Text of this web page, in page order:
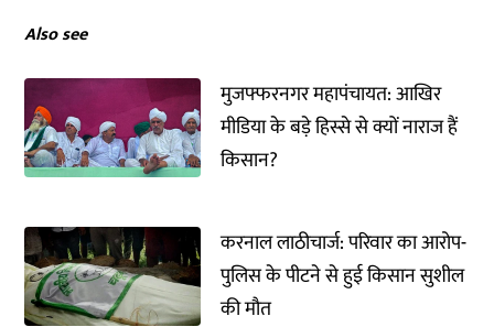
Also see
मुजफ्फरनगर महापंचायत: आखिर
मीडिया के बड़े हिस्से से क्यों नाराज हैं
किसान?
करनाल लाठीचार्ज: परिवार का आरोप-
पुलिस के पीटने से हुई किसान सुशील
की मौत